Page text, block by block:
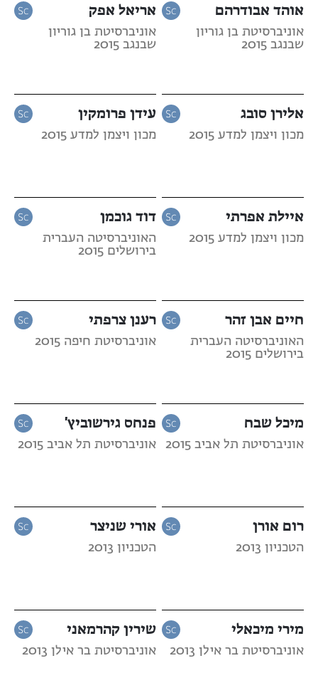
אוהד אבודרהם
אוניברסיטת בן גוריון
שבנגב 2015
אריאל אפק
אוניברסיטת בן גוריון
שבנגב 2015
אלירן סובג
מכון ויצמן למדע 2015
עידן פרומקין
מכון ויצמן למדע 2015
איילת אפרתי
מכון ויצמן למדע 2015
דוד גוכמן
האוניברסיטה העברית
בירושלים 2015
חיים אבן זהר
האוניברסיטה העברית
בירושלים 2015
רענן צרפתי
אוניברסיטת חיפה 2015
מיכל שבח
אוניברסיטת תל אביב 2015
פנחס גירשוביץ'
אוניברסיטת תל אביב 2015
רום אורן
הטכניון 2013
אורי שניצר
הטכניון 2013
מירי מיכאלי
אוניברסיטת בר אילן 2013
שירין קהרמאני
אוניברסיטת בר אילן 2013